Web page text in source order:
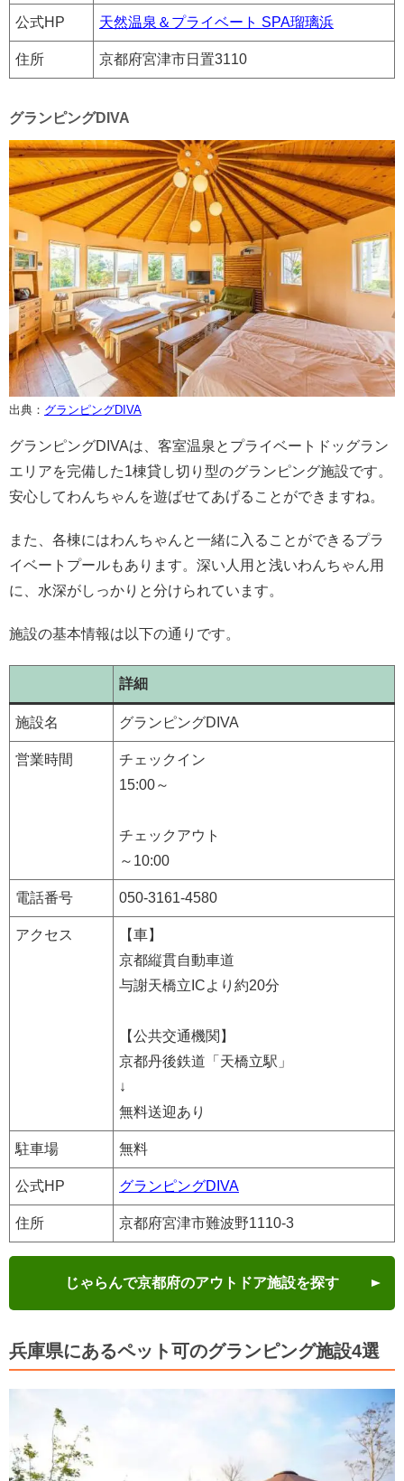
公式HP 天然温泉＆プライベート SPA瑠璃浜
住所 京都府宮津市日置3110
グランピングDIVA
出典： グランピングDIVA
グランピングDIVAは、客室温泉とプライベートドッグラン
エリアを完備した1棟貸し切り型のグランピング施設です。
安心してわんちゃんを遊ばせてあげることができますね。
また、各棟にはわんちゃんと一緒に入ることができるプラ
イベートプールもあります。深い人用と浅いわんちゃん用
に、水深がしっかりと分けられています。
施設の基本情報は以下の通りです。
詳細
施設名 グランピングDIVA
営業時間
チェックイン
15:00～
チェックアウト
～10:00
電話番号 050-3161-4580
アクセス
【車】
京都縦貫自動車道
与謝天橋立ICより約20分
【公共交通機関】
京都丹後鉄道「天橋立駅」
↓
無料送迎あり
駐車場 無料
公式HP グランピングDIVA
住所 京都府宮津市難波野1110-3
じゃらんで京都府のアウトドア施設を探す
兵庫県にあるペット可のグランピング施設4選